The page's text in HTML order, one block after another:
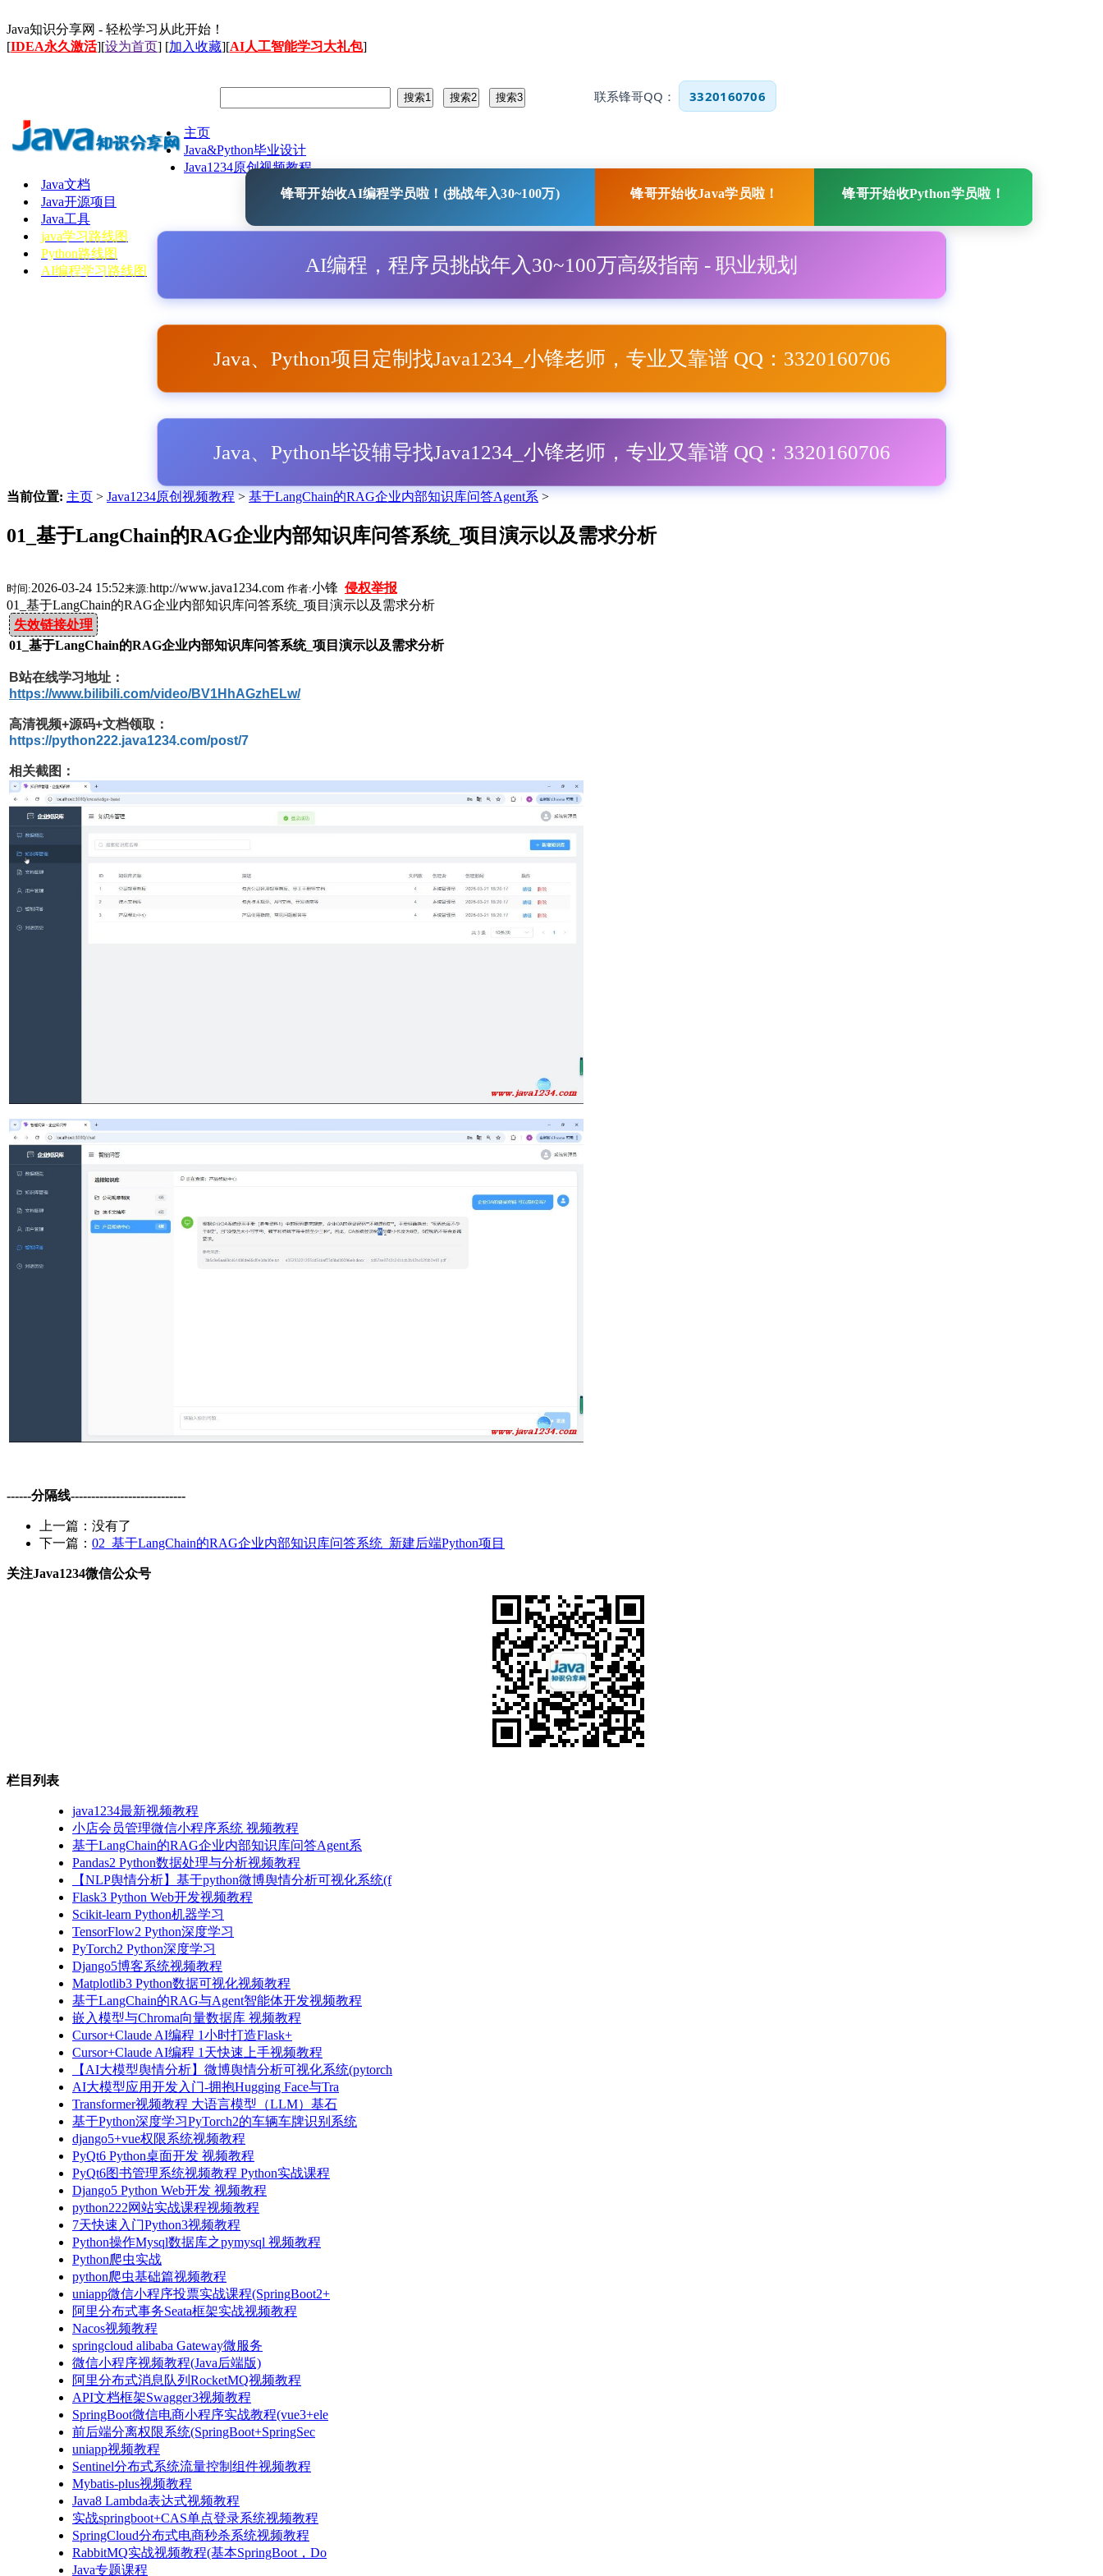
Java知识分享网 - 轻松学习从此开始！
[IDEA永久激活][设为首页] [加入收藏][AI人工智能学习大礼包]
联系锋哥QQ： 3320160706
主页
Java&Python毕业设计
Java1234原创视频教程
Java文档
Java开源项目
Java工具
java学习路线图
Python路线图
AI编程学习路线图
锋哥开始收AI编程学员啦！(挑战年入30~100万) 锋哥开始收Java学员啦！ 锋哥开始收Python学员啦！
AI编程，程序员挑战年入30~100万高级指南 - 职业规划
Java、Python项目定制找Java1234_小锋老师，专业又靠谱 QQ：3320160706
Java、Python毕设辅导找Java1234_小锋老师，专业又靠谱 QQ：3320160706
当前位置: 主页 > Java1234原创视频教程 > 基于LangChain的RAG企业内部知识库问答Agent系 >
01_基于LangChain的RAG企业内部知识库问答系统_项目演示以及需求分析
时间:2026-03-24 15:52来源:http://www.java1234.com 作者:小锋 侵权举报
01_基于LangChain的RAG企业内部知识库问答系统_项目演示以及需求分析
失效链接处理
01_基于LangChain的RAG企业内部知识库问答系统_项目演示以及需求分析
B站在线学习地址：
https://www.bilibili.com/video/BV1HhAGzhELw/
高清视频+源码+文档领取：
https://python222.java1234.com/post/7
相关截图：
------分隔线----------------------------
上一篇：没有了
下一篇： 02_基于LangChain的RAG企业内部知识库问答系统_新建后端Python项目
关注Java1234微信公众号
栏目列表
java1234最新视频教程
小店会员管理微信小程序系统 视频教程
基于LangChain的RAG企业内部知识库问答Agent系
Pandas2 Python数据处理与分析视频教程
【NLP舆情分析】基于python微博舆情分析可视化系统(f
Flask3 Python Web开发视频教程
Scikit-learn Python机器学习
TensorFlow2 Python深度学习
PyTorch2 Python深度学习
Django5博客系统视频教程
Matplotlib3 Python数据可视化视频教程
基于LangChain的RAG与Agent智能体开发视频教程
嵌入模型与Chroma向量数据库 视频教程
Cursor+Claude AI编程 1小时打造Flask+
Cursor+Claude AI编程 1天快速上手视频教程
【AI大模型舆情分析】微博舆情分析可视化系统(pytorch
AI大模型应用开发入门-拥抱Hugging Face与Tra
Transformer视频教程 大语言模型（LLM）基石
基于Python深度学习PyTorch2的车辆车牌识别系统
django5+vue权限系统视频教程
PyQt6 Python桌面开发 视频教程
PyQt6图书管理系统视频教程 Python实战课程
Django5 Python Web开发 视频教程
python222网站实战课程视频教程
7天快速入门Python3视频教程
Python操作Mysql数据库之pymysql 视频教程
Python爬虫实战
python爬虫基础篇视频教程
uniapp微信小程序投票实战课程(SpringBoot2+
阿里分布式事务Seata框架实战视频教程
Nacos视频教程
springcloud alibaba Gateway微服务
微信小程序视频教程(Java后端版)
阿里分布式消息队列RocketMQ视频教程
API文档框架Swagger3视频教程
SpringBoot微信电商小程序实战教程(vue3+ele
前后端分离权限系统(SpringBoot+SpringSec
uniapp视频教程
Sentinel分布式系统流量控制组件视频教程
Mybatis-plus视频教程
Java8 Lambda表达式视频教程
实战springboot+CAS单点登录系统视频教程
SpringCloud分布式电商秒杀系统视频教程
RabbitMQ实战视频教程(基本SpringBoot，Do
Java专题课程